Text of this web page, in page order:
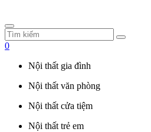
0
Nội thất gia đình
Nội thất văn phòng
Nội thất cửa tiệm
Nội thất trẻ em